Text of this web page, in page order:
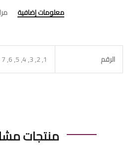
معلومات إضافية
الرقم 1, 2, 3, 4, 5, 6, 7
منتجات